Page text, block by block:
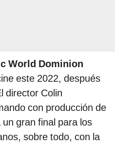
World Dominion
este 2022, después
director Colin
con producción de
gran final para los
sobre todo, con la